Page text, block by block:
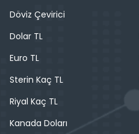
Döviz Çevirici
Dolar TL
Euro TL
Sterin Kaç TL
Riyal Kaç TL
Kanada Doları